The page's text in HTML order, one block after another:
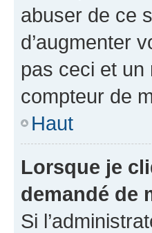
abuser de ce
d’augmenter
pas ceci et
compteur de
Haut
Lorsque je
demandé de
Si